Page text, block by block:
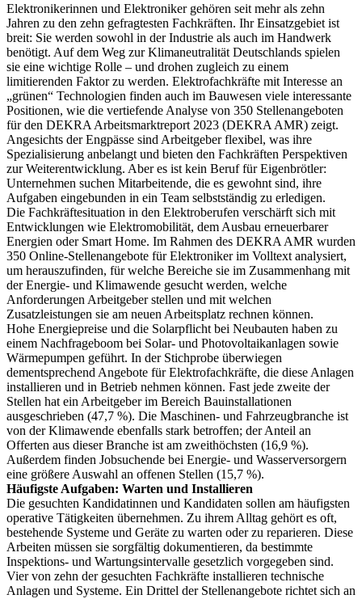
Elektronikerinnen und Elektroniker gehören seit mehr als zehn
Jahren zu den zehn gefragtesten Fachkräften. Ihr Einsatzgebiet ist
breit: Sie werden sowohl in der Industrie als auch im Handwerk
benötigt. Auf dem Weg zur Klimaneutralität Deutschlands spielen
sie eine wichtige Rolle – und drohen zugleich zu einem
limitierenden Faktor zu werden. Elektrofachkräfte mit Interesse an
„grünen“ Technologien finden auch im Bauwesen viele interessante
Positionen, wie die vertiefende Analyse von 350 Stellenangeboten
für den DEKRA Arbeitsmarktreport 2023 (DEKRA AMR) zeigt.
Angesichts der Engpässe sind Arbeitgeber flexibel, was ihre
Spezialisierung anbelangt und bieten den Fachkräften Perspektiven
zur Weiterentwicklung. Aber es ist kein Beruf für Eigenbrötler:
Unternehmen suchen Mitarbeitende, die es gewohnt sind, ihre
Aufgaben eingebunden in ein Team selbstständig zu erledigen.
Die Fachkräftesituation in den Elektroberufen verschärft sich mit
Entwicklungen wie Elektromobilität, dem Ausbau erneuerbarer
Energien oder Smart Home. Im Rahmen des DEKRA AMR wurden
350 Online-Stellenangebote für Elektroniker im Volltext analysiert,
um herauszufinden, für welche Bereiche sie im Zusammenhang mit
der Energie- und Klimawende gesucht werden, welche
Anforderungen Arbeitgeber stellen und mit welchen
Zusatzleistungen sie am neuen Arbeitsplatz rechnen können.
Hohe Energiepreise und die Solarpflicht bei Neubauten haben zu
einem Nachfrageboom bei Solar- und Photovoltaikanlagen sowie
Wärmepumpen geführt. In der Stichprobe überwiegen
dementsprechend Angebote für Elektrofachkräfte, die diese Anlagen
installieren und in Betrieb nehmen können. Fast jede zweite der
Stellen hat ein Arbeitgeber im Bereich Bauinstallationen
ausgeschrieben (47,7 %). Die Maschinen- und Fahrzeugbranche ist
von der Klimawende ebenfalls stark betroffen; der Anteil an
Offerten aus dieser Branche ist am zweithöchsten (16,9 %).
Außerdem finden Jobsuchende bei Energie- und Wasserversorgern
eine größere Auswahl an offenen Stellen (15,7 %).
Häufigste Aufgaben: Warten und Installieren
Die gesuchten Kandidatinnen und Kandidaten sollen am häufigsten
operative Tätigkeiten übernehmen. Zu ihrem Alltag gehört es oft,
bestehende Systeme und Geräte zu warten oder zu reparieren. Diese
Arbeiten müssen sie sorgfältig dokumentieren, da bestimmte
Inspektions- und Wartungsintervalle gesetzlich vorgegeben sind.
Vier von zehn der gesuchten Fachkräfte installieren technische
Anlagen und Systeme. Ein Drittel der Stellenangebote richtet sich an